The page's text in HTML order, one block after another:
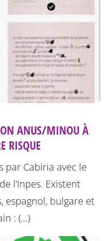
ANUS/MINOU À
RISQUE
par Cabiria avec le
l’Inpes. Existent
espagnol, bulgare et
: (…)